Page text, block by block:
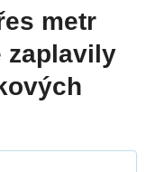
metr
zaplavily